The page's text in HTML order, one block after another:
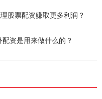
股票配资赚取更多利润？
资是用来做什么的？